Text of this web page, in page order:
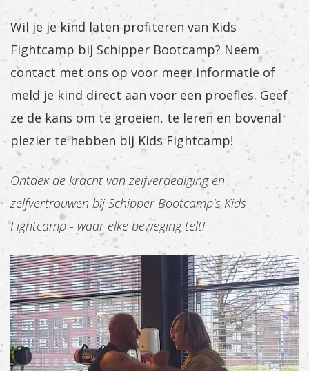
Wil je je kind laten profiteren van Kids
Fightcamp bij Schipper Bootcamp? Neem
contact met ons op voor meer informatie of
meld je kind direct aan voor een proefles. Geef
ze de kans om te groeien, te leren en bovenal
plezier te hebben bij Kids Fightcamp!
Ontdek de kracht van zelfverdediging en
zelfvertrouwen bij Schipper Bootcamp's Kids
Fightcamp - waar elke beweging telt!